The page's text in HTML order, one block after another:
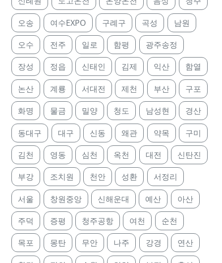
오송 여수EXPO 구례구 곡성 남원
오수 전주 일로 함평 광주송정
장성 정읍 신태인 김제 익산 함열
논산 계룡 서대전 제천 부산 구포
화명 물금 밀양 청도 남성현 경산
동대구 대구 신동 왜관 약목 구미
김천 영동 심천 옥천 대전 신탄진
부강 조치원 천안 성환 서정리
서울 창원중앙 신해운대 예산 아산
주덕 증평 청주공항 여천 순천
목포 몽탄 무안 나주 강경 연산